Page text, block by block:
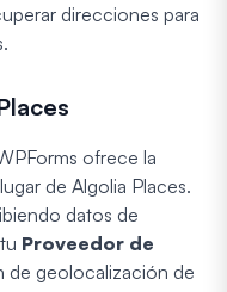
direcciones para
ofrece la
de Algolia Places.
datos de
Proveedor de
de geolocalización de